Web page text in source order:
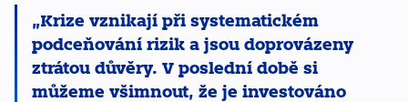
Krize vznikají při systematickém
podceňování rizik a jsou doprovázeny
ztrátou důvěry. V poslední době si
můžeme všimnout, že je investováno